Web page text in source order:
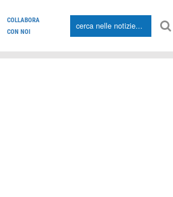
COLLABORA
CON NOI